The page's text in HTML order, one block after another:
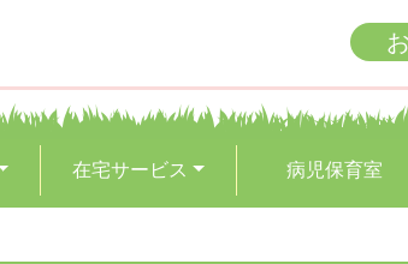
在宅サービス 病児保育室